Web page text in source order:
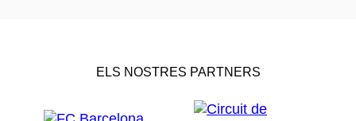
ELS NOSTRES PARTNERS